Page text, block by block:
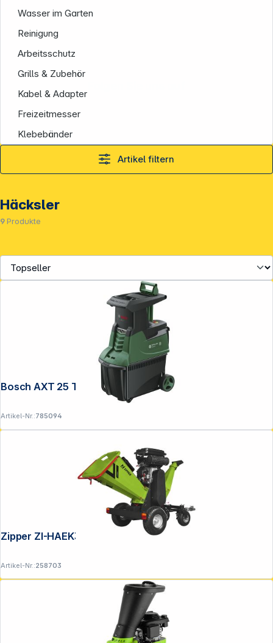
Wasser im Garten
Reinigung
Arbeitsschutz
Grills & Zubehör
Kabel & Adapter
Freizeitmesser
Klebebänder
Artikel filtern
Häcksler
9 Produkte
Bosch AXT 25 TC Elektro-Häcksler
Artikel-Nr.:785094
Zipper ZI-HAEK35000 Häcksler
Artikel-Nr.:258703